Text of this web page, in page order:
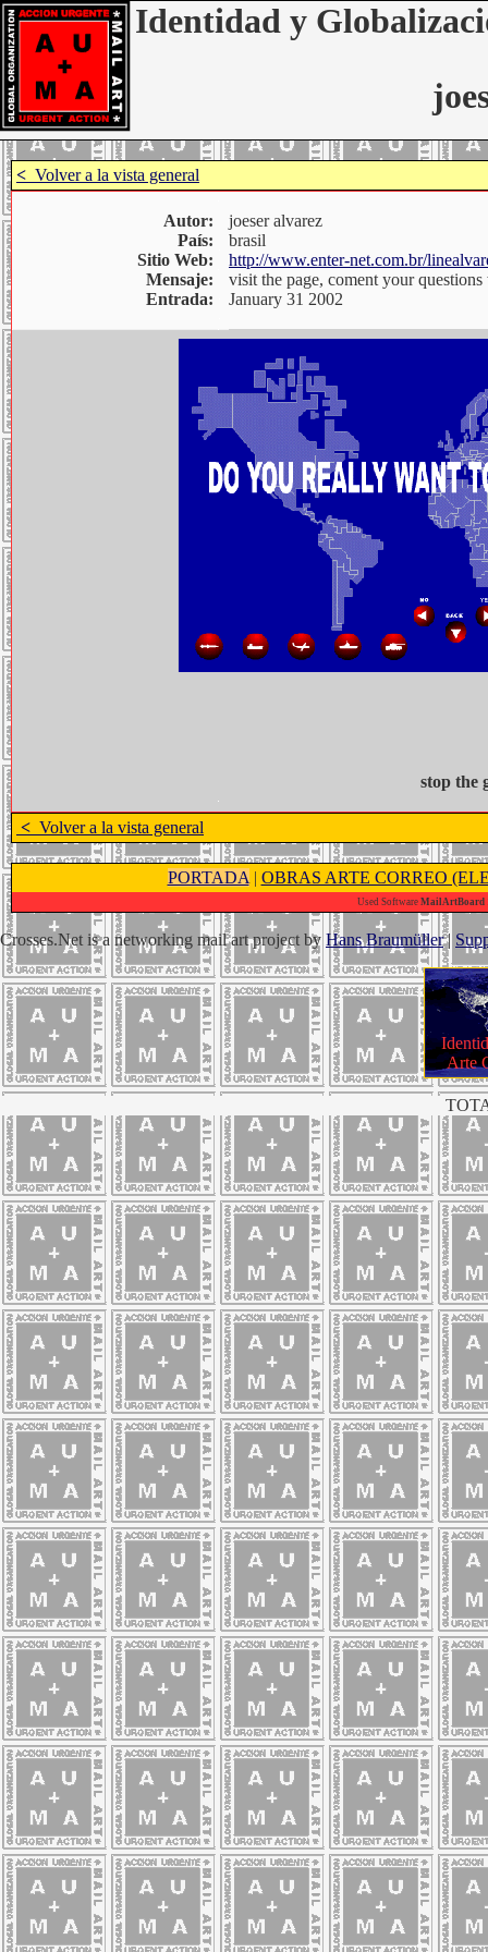
Identidad y
< Volver a la vista general
Autor:
País:
Sitio Web:
Mensaje:
joeser alvarez
brasil
http://www.enter-net.com.br/
visit the page, coment your
Entrada:
January 31 2002
stop the
< Volver a la vista general
PORTADA | OBRAS ARTE CORREO
Used Software MailArtBoard
Crosses.Net is a networking mail art project by Hans Braumüller|
Arte